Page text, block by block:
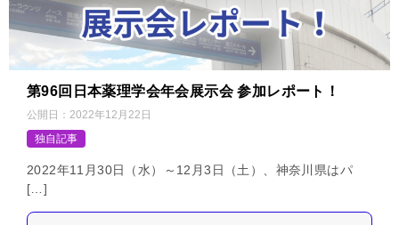
第96回日本薬理学会年会展示会 参加レポート！
公開日： 2022年12月22日
独自記事
2022年11月30日（水）～12月3日（土）、神奈川県はパ
[…]